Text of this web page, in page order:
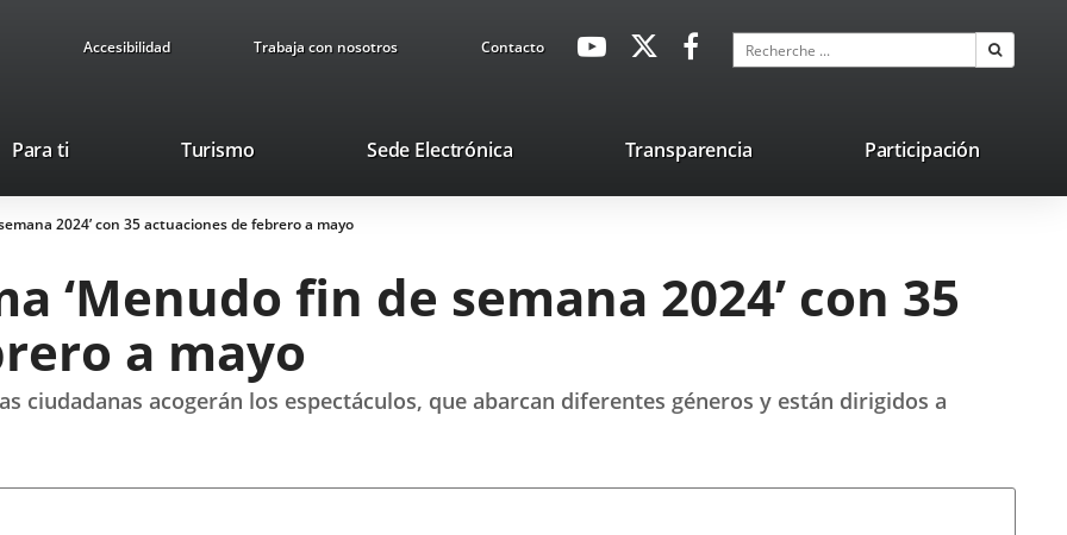
Accesibilidad Trabaja con nosotros ContactoavaHeaderSocial
Enlace
externa.
Enlace
aplicación
externa.
Enlace
aplicación
externa.
Recherche
Para ti TurismoEste
se
abrirá
ventana
Sede ElectrónicaEnlace
una
Transparencia Participación
2024’ con 35 actuaciones de febrero a mayo
‘Menudo fin de semana 2024’ con 35
a mayo
ciudadanas acogerán los espectáculos, que abarcan diferentes géneros y están dirigidos a